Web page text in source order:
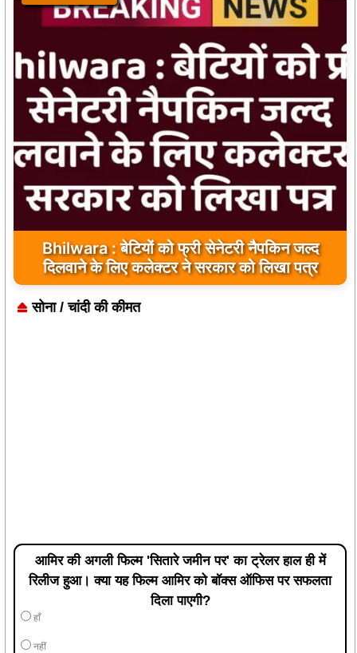
Bhilwara : सभी निर्माण कार्य गुणवत्तापूर्ण हो, क्वालिटी से
कोई समझौता नहीं किया जाए: संजय माथुर
सोना / चांदी की कीमत
आमिर की अगली फिल्म 'सितारे जमीन पर' का ट्रेलर हाल ही में
रिलीज हुआ। क्या यह फिल्म आमिर को बॉक्स ऑफिस पर सफलता
दिला पाएगी?
हाँ
नहीं